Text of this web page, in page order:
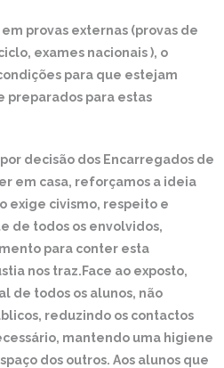
provas externas (provas de
exames nacionais ), o
para que estejam
para estas
decisão dos Encarregados de
em casa, reforçamos a ideia
exige civismo, respeito e
de todos os envolvidos,
para conter esta
nos traz.Face ao exposto,
de todos os alunos, não
reduzindo os contactos
mantendo uma higiene
dos outros. Aos alunos que